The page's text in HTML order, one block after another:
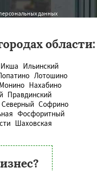
данных
области:
Икша Ильинский
Лотошино
Монино Нахабино
Правдинский
Северный Софрино
Фосфоритный
Шаховская